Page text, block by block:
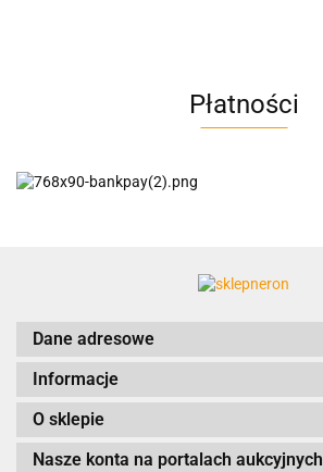
AC EasyLine
Płatności
Dane adresowe
Informacje
O sklepie
Nasze konta na portalach aukcyjnych